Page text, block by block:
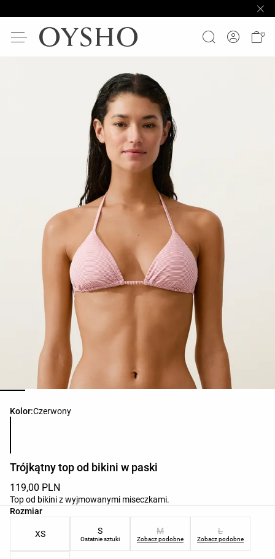
Kolor:Czerwony
Lista kolorów produktu
Trójkątny top od bikini w paski
119,00 PLN
Top od bikini z wyjmowanymi miseczkami.
Rozmiar
Lista rozmiarów produktu
XS S
Ostatnie sztuki
M
Zobacz podobne
L
Zobacz podobne